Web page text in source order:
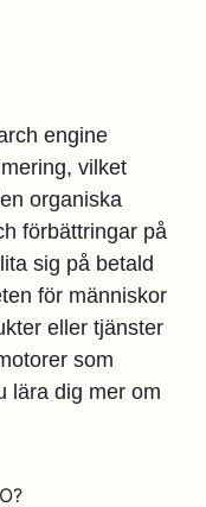
engine
vilket
organiska
förbättringar på
sig på betald
för människor
eller tjänster
som
lära dig mer om